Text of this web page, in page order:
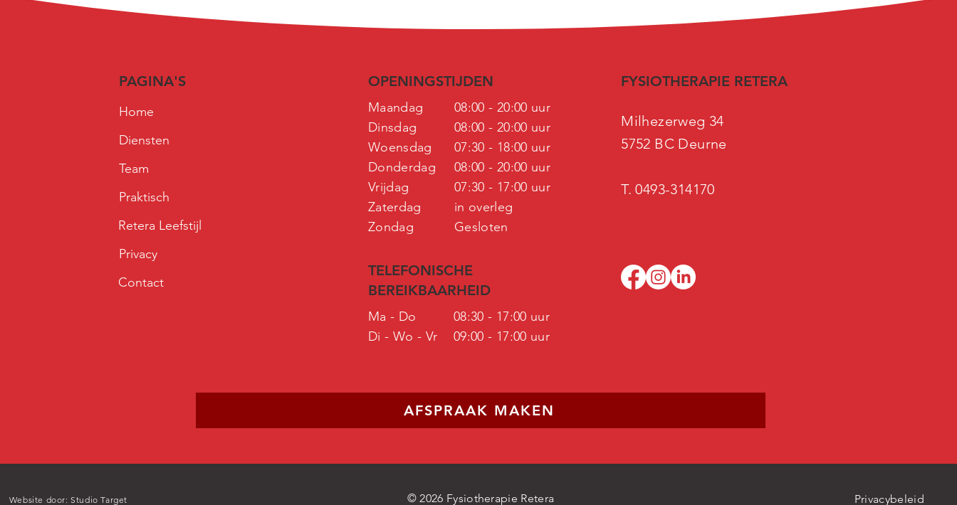
PAGINA'S
Home
Diensten
Team
Praktisch
Retera Leefstijl
Privacy
Contact
OPENINGSTIJDEN
Maandag
Dinsdag
Woensdag
Donderdag
Vrijdag
Zaterdag
Zondag
08:00 - 20:00 uur
08:00 - 20:00 uur
07:30 - 18:00 uur
08:00 - 20:00 uur
07:30 - 17:00 uur
in overleg
Gesloten
TELEFONISCHE
BEREIKBAARHEID
FYSIOTHERAPIE RETERA
Milhezerweg 34
5752 BC Deurne
T. 0493-314170
Ma - Do
Di - Wo - Vr
AFSPRAAK MAKEN
Website door: Studio Target © 2026 Fysiotherapie Retera Privacybeleid
08:30 - 17:00 uur
09:00 - 17:00 uur